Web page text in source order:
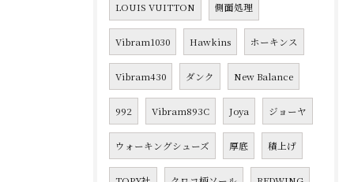
LOUIS VUITTON 側面処理
Vibram1030 Hawkins ホーキンス
Vibram430 ダンク New Balance
992 Vibram893C Joya ジョーヤ
ウォーキングシューズ 厚底 積上げ